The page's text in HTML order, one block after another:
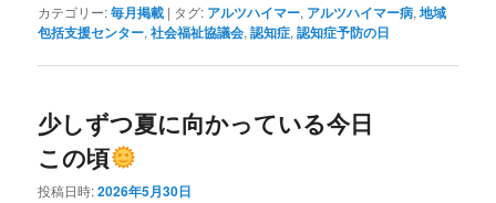
カテゴリー:毎月掲載 | タグ: アルツハイマー, アルツハイマー病,地域
包括支援センター,社会福祉協議会,認知症,認知症予防の日
少しずつ夏に向かっている今日
この頃
投稿日時:2026年5月30日